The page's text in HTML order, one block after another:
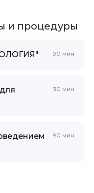
и процедуры
90 мин
30 мин
90 мин